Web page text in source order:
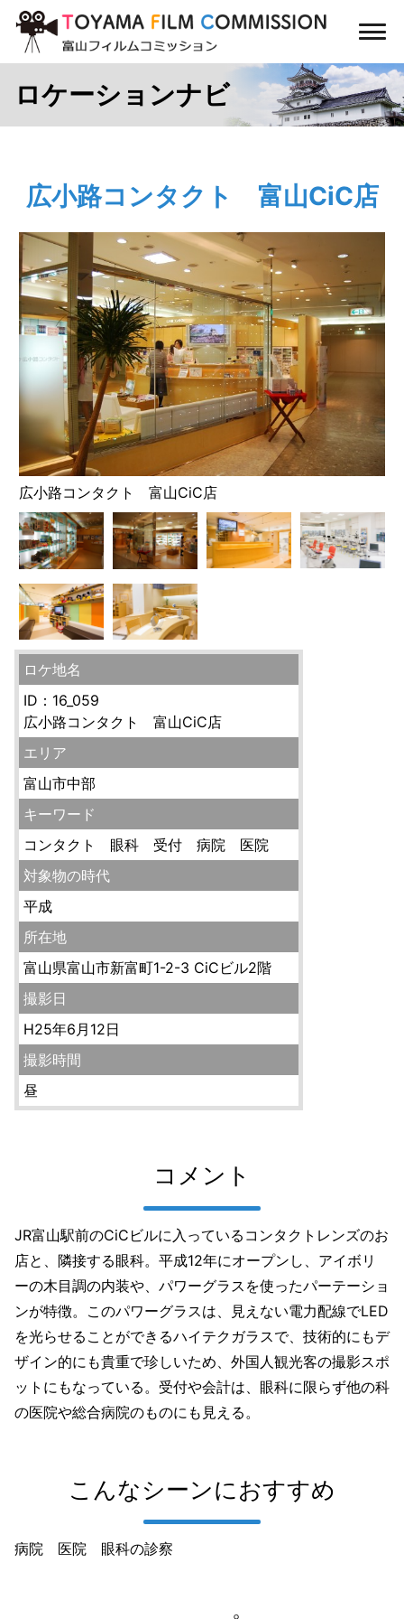
ニ
ュ
ー
ロケーションナビ
広小路コンタクト 富山CiC店
広小路コンタクト 富山CiC店
ロケ地名
ID：16_059
広小路コンタクト 富山CiC店
エリア
富山市中部
キーワード
コンタクト 眼科 受付 病院 医院
対象物の時代
平成
所在地
富山県富山市新富町1-2-3 CiCビル2階
撮影日
H25年6月12日
撮影時間
昼
コメント
JR富山駅前のCiCビルに入っているコンタクトレンズのお
店と、隣接する眼科。平成12年にオープンし、アイボリ
ーの木目調の内装や、パワーグラスを使ったパーテーショ
ンが特徴。このパワーグラスは、見えない電力配線でLED
を光らせることができるハイテクガラスで、技術的にもデ
ザイン的にも貴重で珍しいため、外国人観光客の撮影スポ
ットにもなっている。受付や会計は、眼科に限らず他の科
の医院や総合病院のものにも見える。
こんなシーンにおすすめ
病院 医院 眼科の診察